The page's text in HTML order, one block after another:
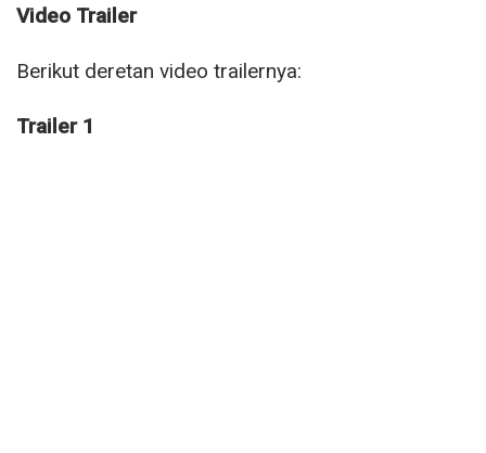
Video Trailer
Berikut deretan video trailernya:
Trailer 1